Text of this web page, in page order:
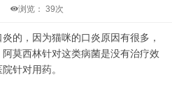
浏览： 39次
的，因为猫咪的口炎原因有很多，
莫西林针对这类病菌是没有治疗效
针对用药。